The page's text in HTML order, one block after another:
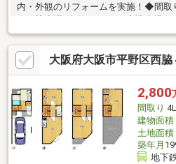
内・外観のリフォームを実施！◆間取
すい駐車場1台付の4LDK！◆駐車場は
ーフも駐車可！夏にはお子さん、ワン
ルもできますよ♪◆谷町線「平野」駅
町線沿線に在住の方は特にオススメ
ビニがありますので、ちょっとした
歩圏内で、買い物の負担も最小限♪◆
どなので、登下校も安心。◆休みの日
ごしたり、お出かけしたりと楽しいこ
大阪府大阪市平野区西
2,800
間取り
建物面積
土地面積
築年月
地下